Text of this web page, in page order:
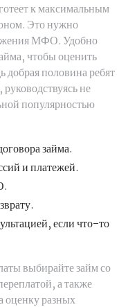
к максимальным
Это нужно
МФО. Удобно
чтобы оценить
добрая половина ребят
не
популярностью
займа.
и платежей.
если что-то
выбирайте займ со
а также
оценку разных